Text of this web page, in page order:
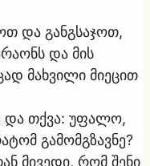
და განგსაჯოთ,
და მის
მახვილი მიეცით
და თქვა: უფალო,
გამომგზავნე?
მივედი, რომ შენი